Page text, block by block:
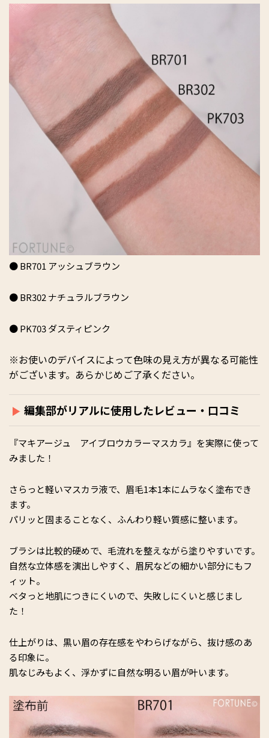
● BR701 アッシュブラウン
● BR302 ナチュラルブラウン
● PK703 ダスティピンク
※お使いのデバイスによって色味の見え方が異なる可能性
がございます。あらかじめご了承ください。
編集部がリアルに使用したレビュー・口コミ
『マキアージュ アイブロウカラーマスカラ』を実際に使って
みました！
さらっと軽いマスカラ液で、眉毛1本1本にムラなく塗布でき
ます。
パリッと固まることなく、ふんわり軽い質感に整います。
ブラシは比較的硬めで、毛流れを整えながら塗りやすいです。
自然な立体感を演出しやすく、眉尻などの細かい部分にもフ
ィット。
ベタっと地肌につきにくいので、失敗しにくいと感じまし
た！
仕上がりは、黒い眉の存在感をやわらげながら、抜け感のあ
る印象に。
肌なじみもよく、浮かずに自然な明るい眉が叶います。